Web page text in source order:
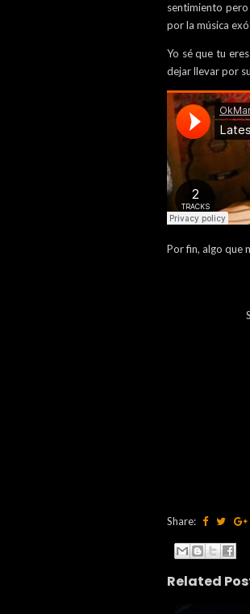
sentimiento
por la música
Yo sé que tu
dejar llevar por
Por fin, algo que
Share:
Related